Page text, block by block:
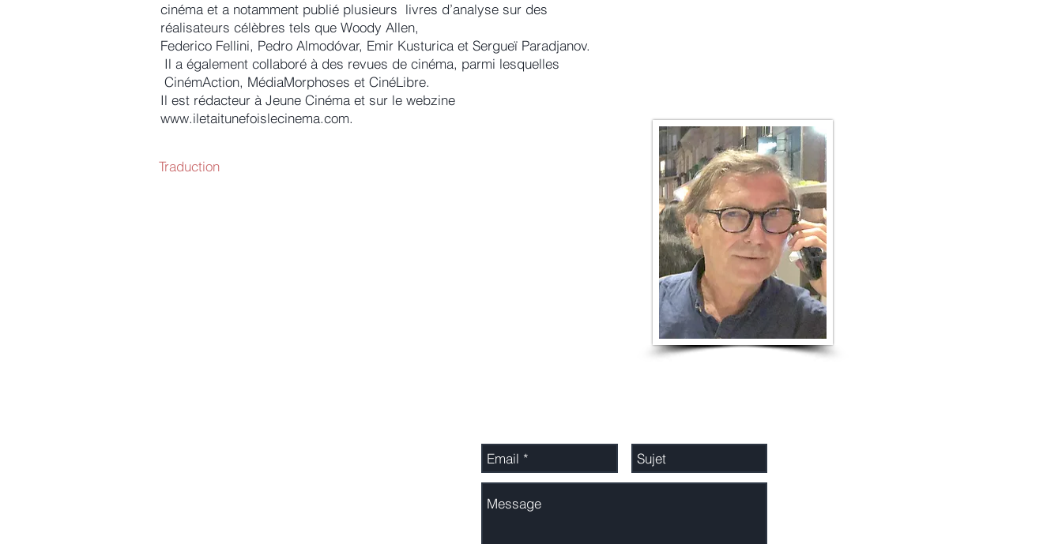
cinéma et a notamment publié plusieurs livres d’analyse sur des
réalisateurs célèbres tels que Woody Allen,
Federico Fellini, Pedro Almodóvar, Emir Kusturica et Sergueï Paradjanov.
Il a également collaboré à des revues de cinéma, parmi lesquelles
CinémAction, MédiaMorphoses et CinéLibre.
Il est rédacteur à Jeune Cinéma et sur le webzine
www.iletaitunefoislecinema.com.
Traduction